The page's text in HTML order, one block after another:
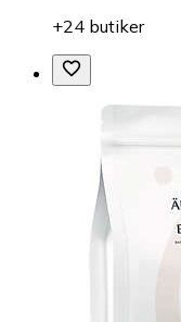
+24 butiker